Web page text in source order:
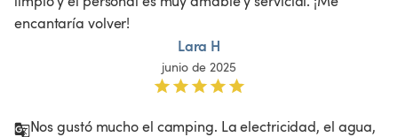
encantaría volver!
Lara H
junio de 2025
Nos gustó mucho el camping. La electricidad, el agua,